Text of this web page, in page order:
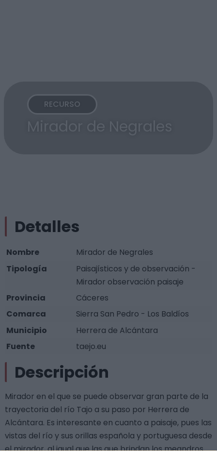
RECURSO
Mirador de Negrales
Detalles
Nombre
Mirador de Negrales
Tipología
Paisajísticos y de observación -
Mirador observación paisaje
Provincia
Cáceres
Comarca
Sierra San Pedro - Los Baldíos
Municipio
Herrera de Alcántara
Fuente
taejo.eu
Descripción
Mirador en el que se puede observar gran parte de la
trayectoria del río Tajo a su paso por Herrera de
Alcántara. Es interesante en cuanto a paisaje, pues las
vistas del río y sus orillas española y portuguesa desde